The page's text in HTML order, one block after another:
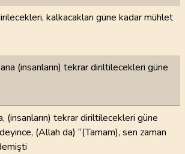
kalkacakları güne kadar mühlet
(insanların) tekrar diriltilecekleri güne
(insanların) tekrar diriltilecekleri güne
(Allah da) “(Tamam), sen zaman